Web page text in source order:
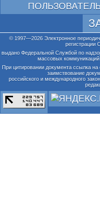
© 1997—2026 Электронное
выдано Федеральной Службой по
массовых коммуникаций
При цитировании документа ссылка
заимствование
российского и международного